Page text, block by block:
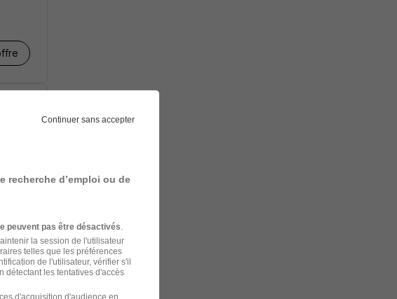
Continuer sans accepter
recherche d’emploi ou de
peuvent pas être désactivés
la session de l'utilisateur
telles que les préférences
de l'utilisateur, vérifier s'il
détectant les tentatives d'accès
d'acquisition d'audience en